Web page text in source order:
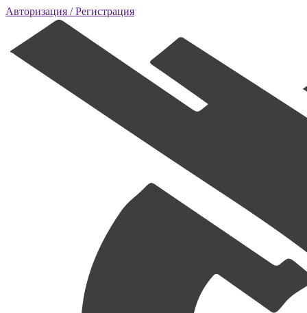
Авторизация / Регистрация